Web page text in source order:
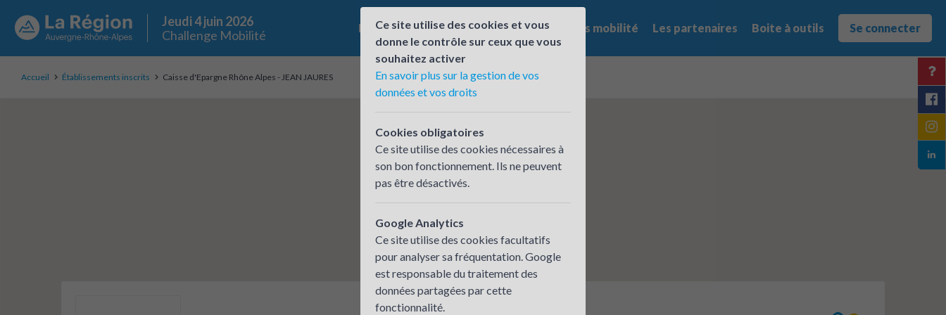
Jeudi 4 juin 2026
Challenge Mobilité
Le challenge Qui participe ? Les offres mobilité Les partenaires Boite à outils Se connecter
Accueil Établissements inscrits Caisse d'Epargne Rhône Alpes - JEAN JAURES
Ce site utilise des cookies et vous
donne le contrôle sur ceux que vous
souhaitez activer
En savoir plus sur la gestion de vos
données et vos droits
Cookies obligatoires
Ce site utilise des cookies nécessaires à
son bon fonctionnement. Ils ne peuvent
pas être désactivés.
Google Analytics
Ce site utilise des cookies facultatifs
pour analyser sa fréquentation. Google
est responsable du traitement des
données partagées par cette
fonctionnalité.